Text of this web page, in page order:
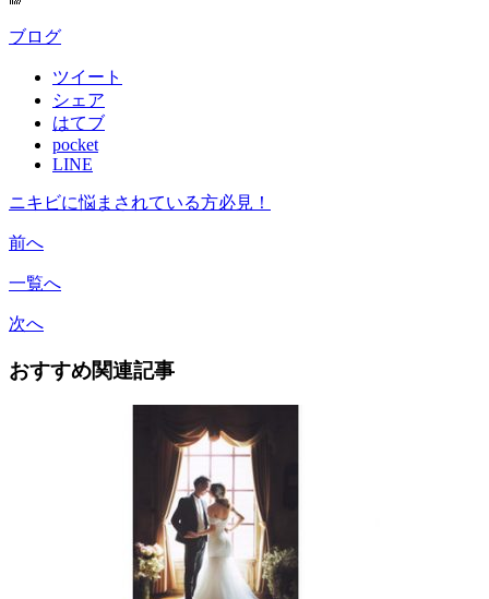
ブログ
ツイート
シェア
はてブ
pocket
LINE
ニキビに悩まされている方必見！
前へ
一覧へ
次へ
おすすめ関連記事